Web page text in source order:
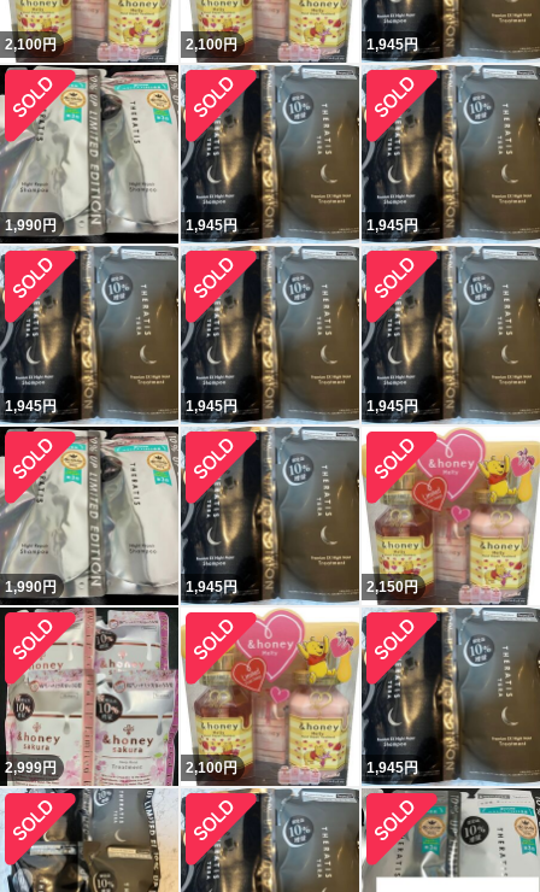
2,100円 2,100円 1,945円
1,990円 1,945円 1,945円
1,945円 1,945円 1,945円
1,990円 1,945円 2,150円
2,999円 2,100円 1,945円